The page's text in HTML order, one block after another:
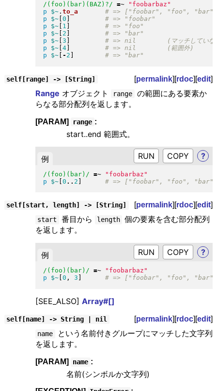
/(foo)(bar)(BAZ)?/ =~ " foobarbaz "
p
$~. to_a
p
$~[ 0
p
$~[ 1
p
$~[ 2
p
$~[ 3
p
$~[ 4]
p
$~[ - 2
self[range] -> [String] [permalink][rdoc][edit]
Range オブジェクト range
の範囲にある要素か
らなる部分配列を返します。
[PARAM] range :
start..end 範囲式。
例 RUN ?
/(foo)(bar)/ =~ " foobarbaz "
p
$~[0 .. 2 ]
self[start, length] -> [String] permalink rdoc ][edit
start 番目から length 個の要素を含む部分配列
を返します。
例 RUN ?
/(foo)(bar)/ =~ " foobarbaz "
p
$~[ 0 , 3
[SEE_ALSO] Array#[]
self[name] -> String | nil permalink rdoc ][edit
name
という名前付きグループにマッチした文字列
を返します。
[PARAM] name :
名前(シンボルか文字列)